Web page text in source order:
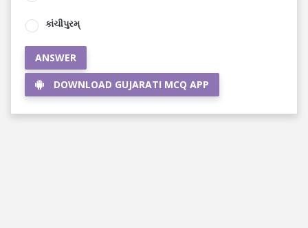
કાંચીપુરમ્
ANSWER
DOWNLOAD GUJARATI MCQ APP